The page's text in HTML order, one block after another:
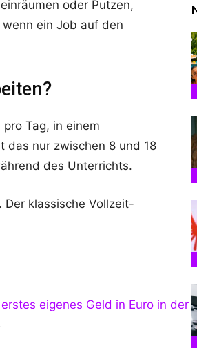
oder Putzen,
ein Job auf den
Tag, in einem
das nur zwischen 8 und 18
des Unterrichts.
klassische Vollzeit-